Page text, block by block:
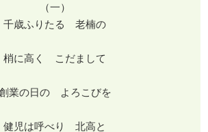
（一）
千歳ふりたる 老楠の
梢に高く こだまして
業の日の よろこびを
健児は呼べり 北高と